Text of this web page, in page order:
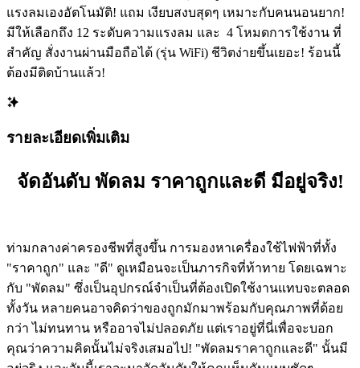
แรงลมเองอัตโนมัติ! แถม เงียบสงบสุดๆ เหมาะกับคนนอนยาก!
มีให้เลือกถึง 12 ระดับความแรงลม และ ️ 4 โหมดการใช้งาน ที่
สำคัญ สั่งงานผ่านมือถือได้ (รุ่น WiFi) ชีวิตง่ายขึ้นเยอะ! ร้อนนี้
ต้องมีติดบ้านแล้ว!
รายละเอียดเพิ่มเติม
จัดอันดับ พัดลม ราคาถูกและดี มีอยู่จริง!
ท่ามกลางค่าครองชีพที่สูงขึ้น การมองหาเครื่องใช้ไฟฟ้าที่ทั้ง
"ราคาถูก" และ "ดี" ดูเหมือนจะเป็นภารกิจที่ท้าทาย โดยเฉพาะ
กับ "พัดลม" ซึ่งเป็นอุปกรณ์จำเป็นที่ต้องเปิดใช้งานแทบจะตลอด
ทั้งวัน หลายคนอาจคิดว่าของถูกมักมาพร้อมกับคุณภาพที่ด้อย
กว่า ไม่ทนทาน หรืออาจไม่ปลอดภัย แต่เราอยู่ที่นี่เพื่อจะบอก
คุณว่าความคิดนั้นไม่จริงเสมอไป! "พัดลมราคาถูกและดี" นั้นมี